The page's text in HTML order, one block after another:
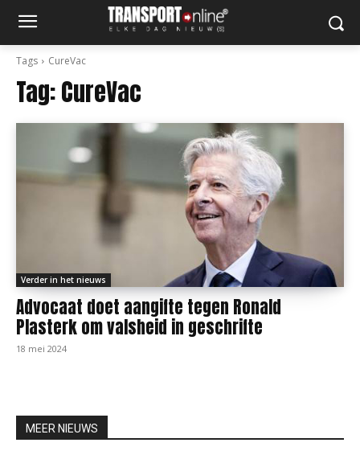
Tags CureVac
Tag:CureVac
Verder in het nieuws
Advocaat doet aangifte tegen Ronald
Plasterk om valsheid in geschrifte
18 mei 2024
MEER NIEUWS